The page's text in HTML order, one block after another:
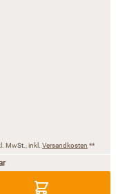
MwSt., inkl. Versandkosten **